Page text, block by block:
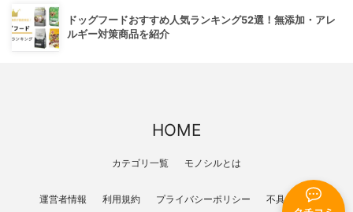
ドッグフードおすすめ人気ランキング52選！無添加・アレ
ルギー対策商品を紹介
HOME
カテゴリ一覧 モノシルとは
運営者情報 利用規約 プライバシーポリシー 不具合報告